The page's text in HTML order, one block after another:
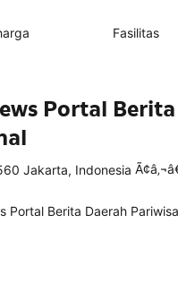
Fasilitas
Portal
Jakarta, Indonesia